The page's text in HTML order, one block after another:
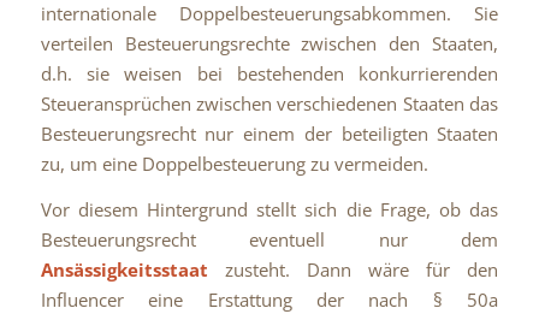
internationale Doppelbesteuerungsabkommen. Sie
verteilen Besteuerungsrechte zwischen den Staaten,
d.h. sie weisen bei bestehenden konkurrierenden
Steueransprüchen zwischen verschiedenen Staaten das
Besteuerungsrecht nur einem der beteiligten Staaten
zu, um eine Doppelbesteuerung zu vermeiden.
Vor diesem Hintergrund stellt sich die Frage, ob das
Besteuerungsrecht eventuell nur dem
Ansässigkeitsstaat zusteht. Dann wäre für den
Influencer eine Erstattung der nach § 50a